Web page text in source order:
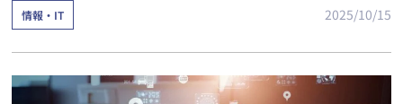
情報・IT 2025/10/15